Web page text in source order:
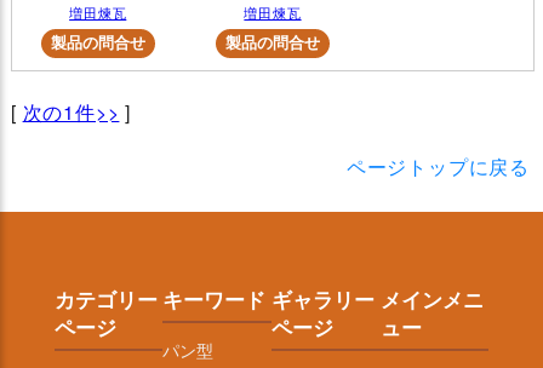
増田煉瓦 増田煉瓦
[ 次の1件>> ]
ページトップに戻る
カテゴリー
ページ
キーワード
パン型
ギャラリー
ページ
メインメニ
ュー